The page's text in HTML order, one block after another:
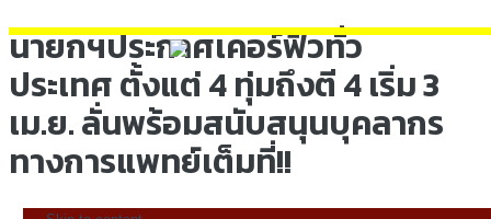
นายกฯประกาศเคอร์ฟิวทั่ว
ประเทศ ตั้งแต่ 4 ทุ่มถึงตี 4 เริ่ม 3
เม.ย. ลั่นพร้อมสนับสนุนบุคลากร
ทางการแพทย์เต็มที่!!